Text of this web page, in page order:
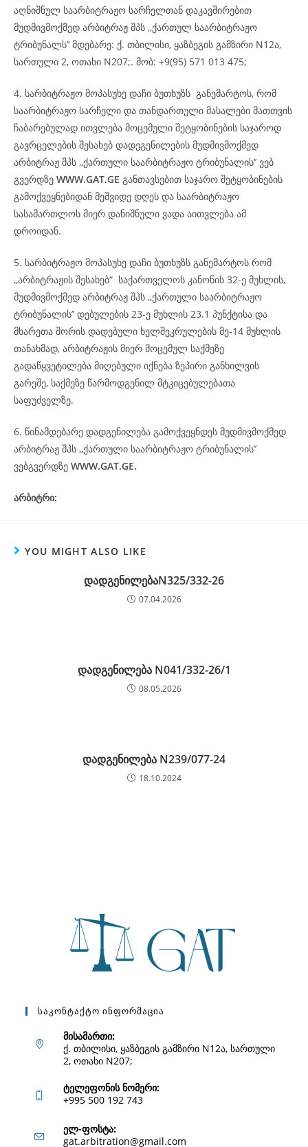
აღნიშნულ საარბიტრაჟო სარჩელთან დაკავშირებით
მუდმივმოქმედ არბიტრაჟ შპს ,,ქართულ საარბიტრაჟო
ტრიბუნალს’’ მდებარე: ქ. თბილისი, ყაზბეგის გამზირი N12ა,
სართული 2, ოთახი N207;. მობ: +9(95) 571 013 475;
4. სარბიტრაჟო მოპასუხე დაჩი ბუთხუზს განემარტოს, რომ
საარბიტრაჟო სარჩელი და თანდართული მასალები მათთვის
ჩაბარებულად ითვლება მოცემული შეტყობინების საჯაროდ
გავრცელების შესახებ დადეგენილების მუდმივმოქმედ
არბიტრაჟ შპს ,,ქართული საარბიტრაჟო ტრიბუნალის’’ ვებ
გვერდზე WWW.GAT.GE განთავსებით საჯარო შეტყობინების
გამოქვეყნებიდან მეშვიდე დღეს და საარბიტრაჟო
სასამართლოს მიერ დანიშნული ვადა აითვლება ამ
დროიდან.
5. სარბიტრაჟო მოპასუხე დაჩი ბუთხუზს განემარტოს რომ
,,არბიტრაჟის შესახებ“ საქართველოს კანონის 32-ე მუხლის,
მუდმივმოქმედ არბიტრაჟ შპს ,,ქართული საარბიტრაჟო
ტრიბუნალის’’ დებულების 23-ე მუხლის 23.1 პუნქტისა და
მხარეთა შორის დადებული ხელშეკრულების მე-14 მუხლის
თანახმად, არბიტრაჟის მიერ მოცემულ საქმეზე
გადაწყვეტილება მიღებული იქნება ზეპირი განხილვის
გარეშე, საქმეზე წარმოდგენილ მტკიცებულებათა
საფუძველზე.
6. წინამდებარე დადგენილება გამოქვეყნდეს მუდმივმოქმედ
არბიტრაჟ შპს ,,ქართული საარბიტრაჟო ტრიბუნალის’’
ვებგვერდზე WWW.GAT.GE.
არბიტრი:
YOU MIGHT ALSO LIKE
დადგენილებაN325/332-26
07.04.2026
დადგენილება N041/332-26/1
08.05.2026
დადგენილება N239/077-24
18.10.2024
Საკონტაქტო Ინფორმაცია
მისამართი:
ქ. თბილისი, ყაზბეგის გამზირი N12ა, სართული
2, ოთახი N207;
ტელეფონის ნომერი:
+995 500 192 743
ელ-ფოსტა:
gat.arbitration@gmail.com